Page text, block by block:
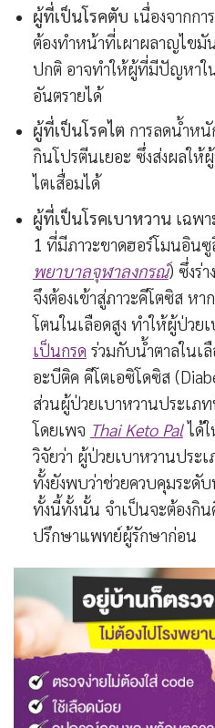
ผู้ที่เป็นโรคตับ เนื่องจากก
ต้องทำหน้าที่เผาผลาญไขมั
ปกติ อาจทำให้ผู้ที่มีปัญหาใ
อันตรายได้
ผู้ที่เป็นโรคไต การลดน้ำห
กินโปรตีนเยอะ ซึ่งส่งผลให้
ไตเสื่อมได้
ผู้ที่เป็นโรคเบาหวานเฉพา
1 ที่มีภาวะขาดฮอร์โมนอิน
พยาบาลจุฬาลงกรณ์) ซึ่งร่
จึงต้องเข้าสู่ภาวะคีโตซิส ห
โตนในเลือดสูง ทำให้ผู้ป่วย
เป็นกรด ร่วมกับน้ำตาลในเ
อะบีติค คีโตเอซิโดซิส
ส่วนผู้ป่วยเบาหวานประเภ
โดยเพจ Thai Keto Palได้ใ
วิจัยว่า ผู้ป่วยเบาหวานประ
ทั้งยังพบว่าช่วยควบคุมระดั
ทั้งนี้ทั้งนั้น จำเป็นจะต้องกิน
ปรึกษาแพทย์ผู้รักษาก่อน